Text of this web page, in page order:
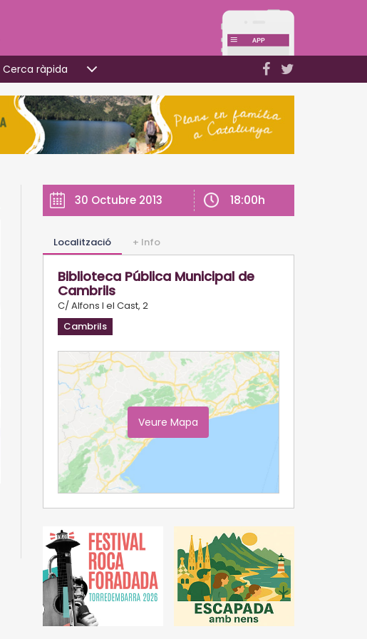
Cerca ràpida
30 Octubre 2013 18:00h
Localització + Info
Biblioteca Pública Municipal de
Cambrils
C/ Alfons I el Cast, 2
Cambrils
Veure Mapa